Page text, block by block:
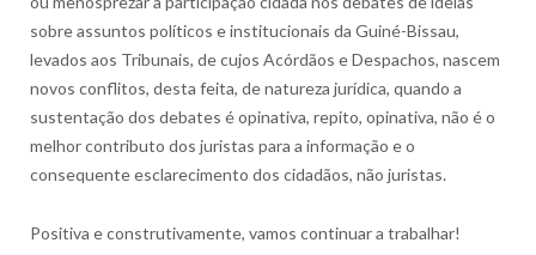
sobre assuntos políticos e institucionais da Guiné-Bissau,
levados aos Tribunais, de cujos Acórdãos e Despachos, nascem
novos conflitos, desta feita, de natureza jurídica, quando a
sustentação dos debates é opinativa, repito, opinativa, não é o
melhor contributo dos juristas para a informação e o
consequente esclarecimento dos cidadãos, não juristas.
Positiva e construtivamente, vamos continuar a trabalhar!